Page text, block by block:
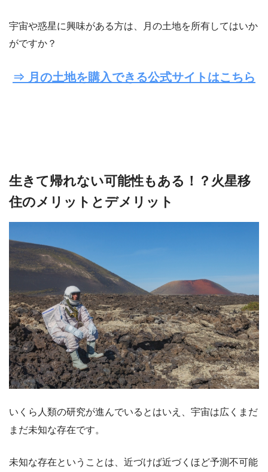
宇宙や惑星に興味がある方は、月の土地を所有してはいか
がですか？
⇒ 月の土地を購入できる公式サイトはこちら
生きて帰れない可能性もある！？火星移
住のメリットとデメリット
いくら人類の研究が進んでいるとはいえ、宇宙は広くまだ
まだ未知な存在です。
未知な存在ということは、近づけば近づくほど予測不可能